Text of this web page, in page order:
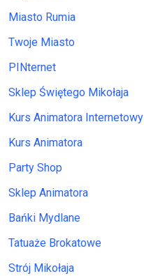
Miasto Rumia
Twoje Miasto
PINternet
Sklep Świętego Mikołaja
Kurs Animatora Internetowy
Kurs Animatora
Party Shop
Sklep Animatora
Bańki Mydlane
Tatuaże Brokatowe
Strój Mikołaja